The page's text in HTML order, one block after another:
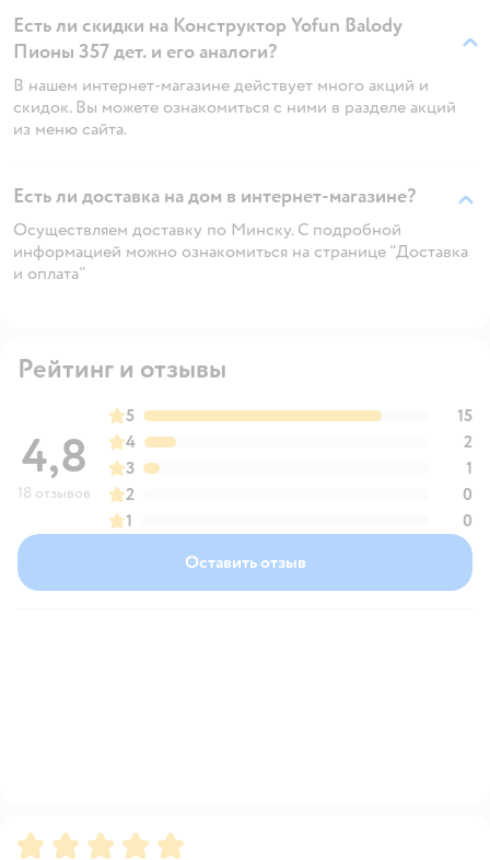
Есть ли скидки на Конструктор Yofun Balody
Пионы 357 дет. и его аналоги?
В нашем интернет-магазине действует много акций и
скидок. Вы можете ознакомиться с ними в разделе акций
из меню сайта.
Есть ли доставка на дом в интернет-магазине?
Осуществляем доставку по Минску. С подробной
информацией можно ознакомиться на странице "Доставка
и оплата"
Рейтинг и отзывы
4,8
18 отзывов
5
15
4
2
3
1
2
0
1
0
Оставить отзыв
Рейтинг:5